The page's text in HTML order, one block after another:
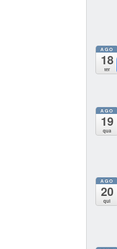
AGO
18
ter
AGO
19
qua
AGO
20
qui